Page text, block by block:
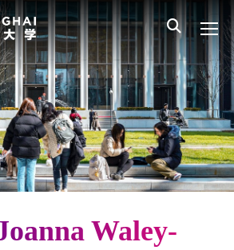
English 员工登录 All NYU
Waley-